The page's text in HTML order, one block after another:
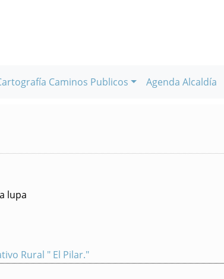
Caminos Publicos Agenda Alcaldía
lupa
Rural " El Pilar."